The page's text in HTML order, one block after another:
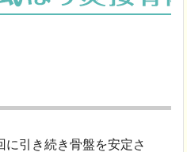
に引き続き骨盤を安定さ